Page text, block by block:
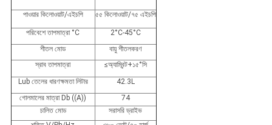
পাওয়ার কিলোওয়াট/এইচপি ৫৫ কিলোওয়াট/৭৫ এইচপি
পরিবেশে তাপমাত্রা °C
2°C-45°C
শীতল মোড
বায়ু শীতলকরণ
স্রাব তাপমাত্রা
≤অ্যাম্বিন্ট+১৫°সি
Lub তেলের ধারণক্ষমতা লিটার
42.3L
গোলমালের মাত্রা Db ((A))
74
চালিত মোড
সরাসরি ড্রাইভ